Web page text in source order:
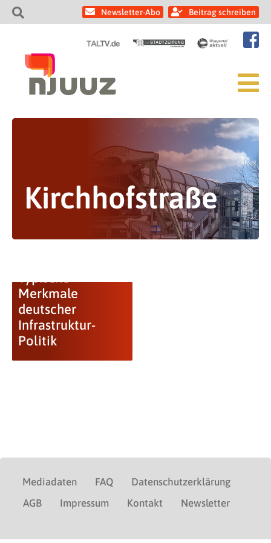
Newsletter-Abo Beitrag schreiben
Kirchhofstraße
Merkmale
deutscher
Infrastruktur-
Politik
Mediadaten FAQ
Datenschutzerklärung
AGB
Impressum Kontakt Newsletter